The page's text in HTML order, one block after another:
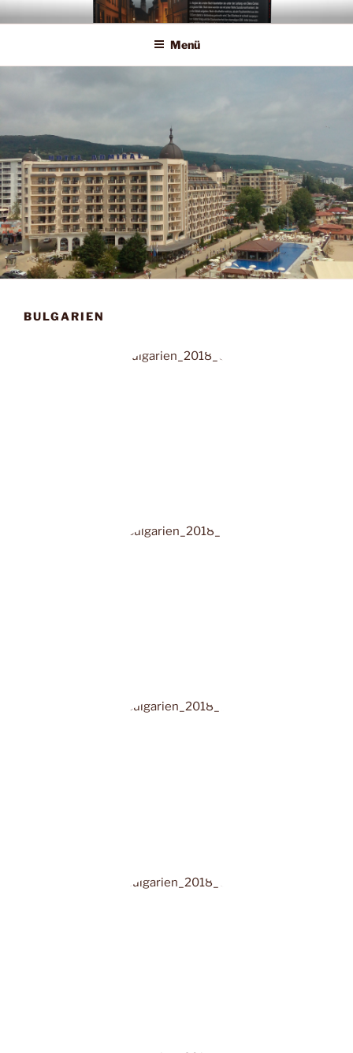
Zum
Inhalt
Menü
BULGARIEN